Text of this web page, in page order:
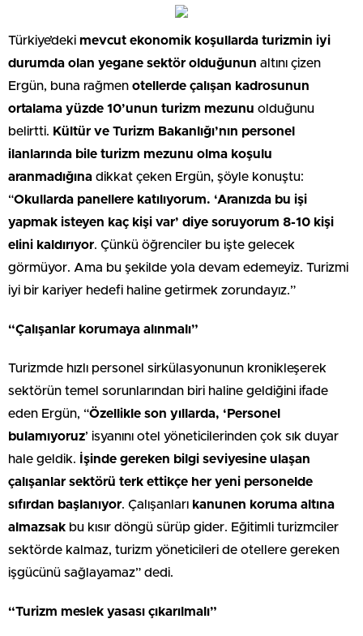
Türkiye’deki mevcut ekonomik koşullarda turizmin iyi
durumda olan yegane sektör olduğunun altını çizen
Ergün, buna rağmen otellerde çalışan kadrosunun
ortalama yüzde 10’unun turizm mezunu olduğunu
belirtti. Kültür ve Turizm Bakanlığı’nın personel
ilanlarında bile turizm mezunu olma koşulu
aranmadığına dikkat çeken Ergün, şöyle konuştu:
“Okullarda panellere katılıyorum. ‘Aranızda bu işi
yapmak isteyen kaç kişi var’ diye soruyorum 8-10 kişi
elini kaldırıyor. Çünkü öğrenciler bu işte gelecek
görmüyor. Ama bu şekilde yola devam edemeyiz. Turizmi
iyi bir kariyer hedefi haline getirmek zorundayız.”
“Çalışanlar korumaya alınmalı”
Turizmde hızlı personel sirkülasyonunun kronikleşerek
sektörün temel sorunlarından biri haline geldiğini ifade
eden Ergün, “Özellikle son yıllarda, ‘Personel
bulamıyoruz’ isyanını otel yöneticilerinden çok sık duyar
hale geldik. İşinde gereken bilgi seviyesine ulaşan
çalışanlar sektörü terk ettikçe her yeni personelde
sıfırdan başlanıyor. Çalışanları kanunen koruma altına
almazsak bu kısır döngü sürüp gider. Eğitimli turizmciler
sektörde kalmaz, turizm yöneticileri de otellere gereken
işgücünü sağlayamaz” dedi.
“Turizm meslek yasası çıkarılmalı”